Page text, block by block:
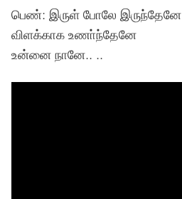
பெண்: இருள் போலே இருந்தேனே
விளக்காக உணா்ந்தேனே
உன்னை நானே.. ..